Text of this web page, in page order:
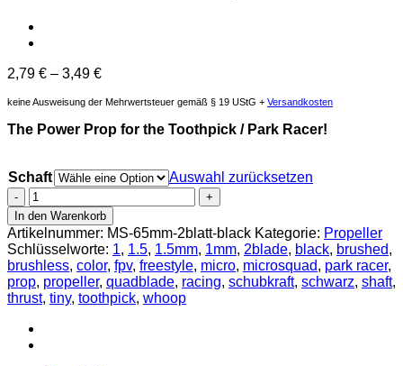
2,79 € – 3,49 €
keine Ausweisung der Mehrwertsteuer gemäß § 19 UStG + Versandkosten
The Power Prop for the Toothpick / Park Racer!
Schaft
Auswahl zurücksetzen
Microsquad
65mm
2
Blatt
1mm
1.5mm
Propeller
black
Menge
In den Warenkorb
Artikelnummer: MS-65mm-2blatt-black Kategorie: Propeller
Schlüsselworte: 1, 1.5, 1.5mm, 1mm, 2blade, black, brushed,
brushless, color, fpv, freestyle, micro, microsquad, park racer,
prop, propeller, quadblade, racing, schubkraft, schwarz, shaft,
thrust, tiny, toothpick, whoop